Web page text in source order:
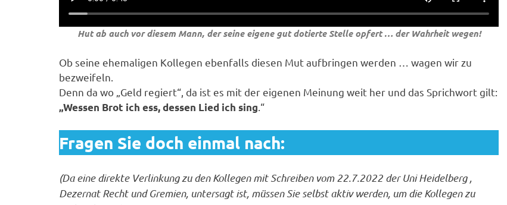
Hut ab auch vor diesem Mann, der seine eigene gut dotierte Stelle opfert … der Wahrheit wegen!
Ob seine ehemaligen Kollegen ebenfalls diesen Mut aufbringen werden … wagen wir zu
bezweifeln.
Denn da wo „Geld regiert“, da ist es mit der eigenen Meinung weit her und das Sprichwort gilt:
„Wessen Brot ich ess, dessen Lied ich sing .“
Fragen Sie doch einmal nach:
(Da eine direkte Verlinkung zu den Kollegen mit Schreiben vom 22.7.2022 der Uni Heidelberg ,
Dezernat Recht und Gremien, untersagt ist, müssen Sie selbst aktiv werden, um die Kollegen zu